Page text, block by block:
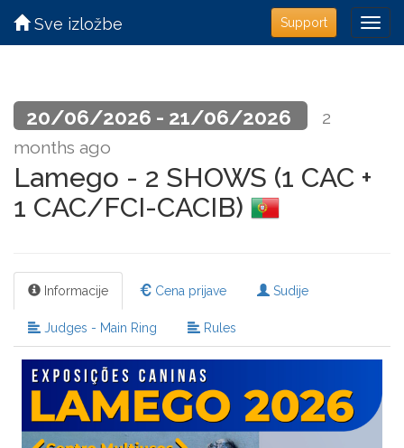
Support
Sve izložbe
20/06/2026 - 21/06/2026
2
months ago
Lamego - 2 SHOWS (1 CAC +
1 CAC/FCI-CACIB)
Informacije Cena prijave Sudije
Judges - Main Ring Rules